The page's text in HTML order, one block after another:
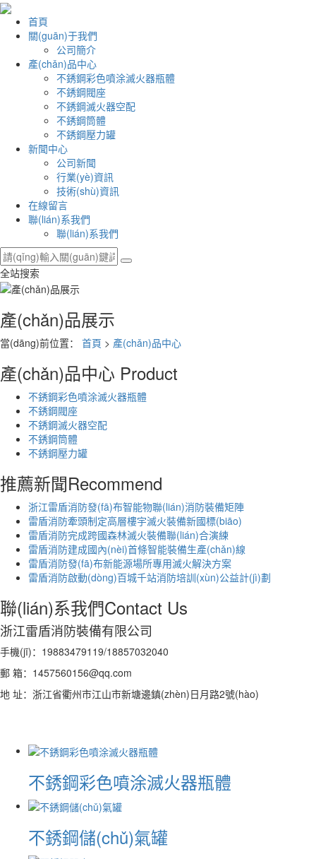
首頁
關(guān)于我們
公司簡介
產(chǎn)品中心
不銹鋼彩色噴涂滅火器瓶體
不銹鋼閥座
不銹鋼滅火器空配
不銹鋼筒體
不銹鋼壓力罐
新聞中心
公司新聞
行業(yè)資訊
技術(shù)資訊
在線留言
聯(lián)系我們
聯(lián)系我們
全站搜索
產(chǎn)品展示
當(dāng)前位置： 首頁 > 產(chǎn)品中心
產(chǎn)品中心 Product
不銹鋼彩色噴涂滅火器瓶體
不銹鋼閥座
不銹鋼滅火器空配
不銹鋼筒體
不銹鋼壓力罐
推薦新聞Recommend
浙江雷盾消防發(fā)布智能物聯(lián)消防裝備矩陣
雷盾消防牽頭制定高層樓宇滅火裝備新國標(biāo)
雷盾消防完成跨國森林滅火裝備聯(lián)合演練
雷盾消防建成國內(nèi)首條智能裝備生產(chǎn)線
雷盾消防發(fā)布新能源場所專用滅火解決方案
雷盾消防啟動(dòng)百城千站消防培訓(xùn)公益計(jì)劃
聯(lián)系我們Contact Us
浙江雷盾消防裝備有限公司
手機(jī)：19883479119/18857032040
郵 箱：1457560156@qq.com
地 址：浙江省衢州市江山市新塘邊鎮(zhèn)日月路2號(hào)
不銹鋼彩色噴涂滅火器瓶體
不銹鋼儲(chǔ)氣罐